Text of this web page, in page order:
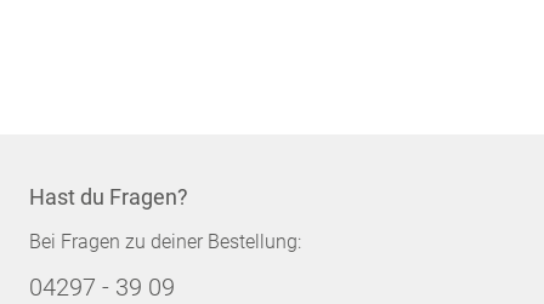
Hast du Fragen?
Bei Fragen zu deiner Bestellung:
04297 - 39 09